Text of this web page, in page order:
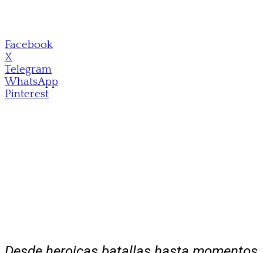
Facebook
X
Telegram
WhatsApp
Pinterest